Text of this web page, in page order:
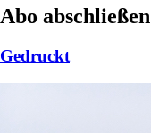
Abo abschließen
Gedruckt